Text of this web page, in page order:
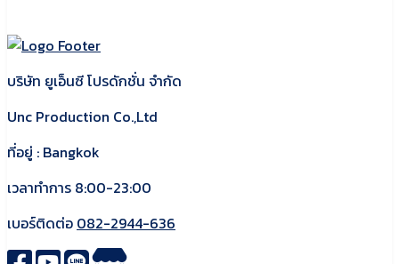
บริษัท ยูเอ็นซี โปรดักชั่น จำกัด
Unc Production Co.,Ltd
ที่อยู่ : Bangkok
เวลาทำการ 8:00-23:00
เบอร์ติดต่อ 082-2944-636